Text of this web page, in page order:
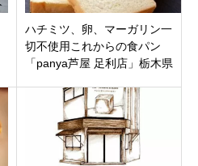
ハチミツ、卵、マーガリン一
切不使用これからの食パン
「panya芦屋 足利店」栃木県